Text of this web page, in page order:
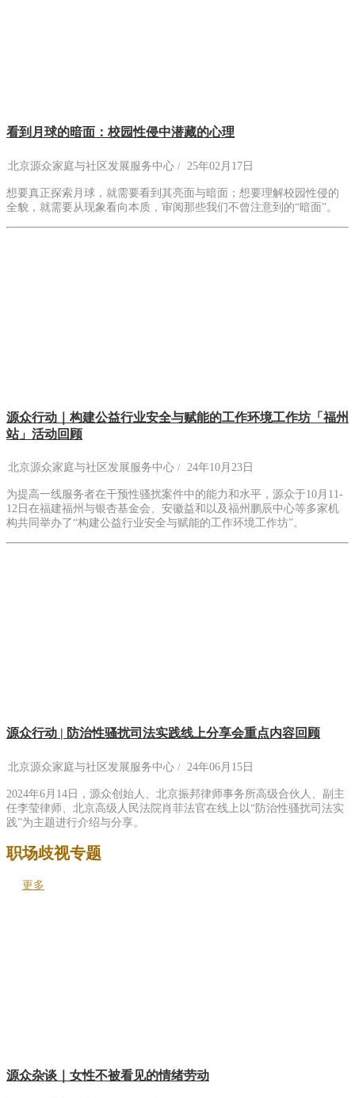
看到月球的暗面：校园性侵中潜藏的心理
北京源众家庭与社区发展服务中心 25年02月17日
想要真正探索月球，就需要看到其亮面与暗面；想要理解校园性侵的
全貌，就需要从现象看向本质，审阅那些我们不曾注意到的“暗面”。
源众行动｜构建公益行业安全与赋能的工作环境工作坊「福州
站」活动回顾
北京源众家庭与社区发展服务中心 24年10月23日
为提高一线服务者在干预性骚扰案件中的能力和水平，源众于10月11-
12日在福建福州与银杏基金会、安徽益和以及福州鹏辰中心等多家机
构共同举办了“构建公益行业安全与赋能的工作环境工作坊”。
源众行动 | 防治性骚扰司法实践线上分享会重点内容回顾
北京源众家庭与社区发展服务中心 24年06月15日
2024年6月14日，源众创始人、北京振邦律师事务所高级合伙人、副主
任李莹律师、北京高级人民法院肖菲法官在线上以“防治性骚扰司法实
践”为主题进行介绍与分享。
职场歧视专题
更多
源众杂谈｜女性不被看见的情绪劳动